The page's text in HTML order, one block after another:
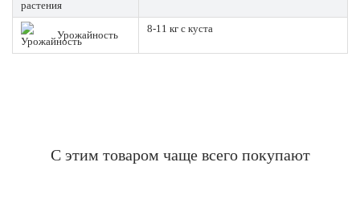
Урожайность
8-11 кг с куста
С этим товаром чаще всего покупают